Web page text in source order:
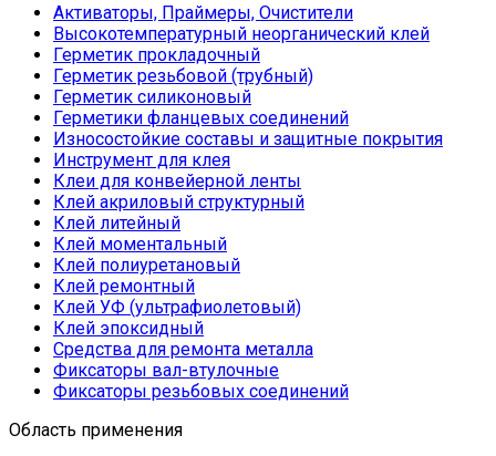
Активаторы, Праймеры, Очистители
Высокотемпературный неорганический клей
Герметик прокладочный
Герметик резьбовой (трубный)
Герметик силиконовый
Герметики фланцевых соединений
Износостойкие составы и защитные покрытия
Инструмент для клея
Клеи для конвейерной ленты
Клей акриловый структурный
Клей литейный
Клей моментальный
Клей полиуретановый
Клей ремонтный
Клей УФ (ультрафиолетовый)
Клей эпоксидный
Средства для ремонта металла
Фиксаторы вал-втулочные
Фиксаторы резьбовых соединений
Область применения